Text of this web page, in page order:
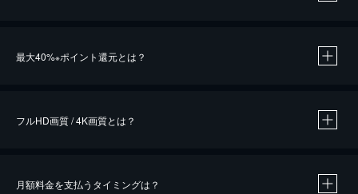
最大40%※ポイント還元とは？
※40％ポイント還元の対象は、クレジットカード決済による作品の購入 / レンタルです。
フルHD画質 / 4K画質とは？
月額料金を支払うタイミングは？